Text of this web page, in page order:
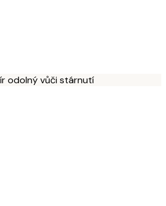
odolný vůči stárnutí